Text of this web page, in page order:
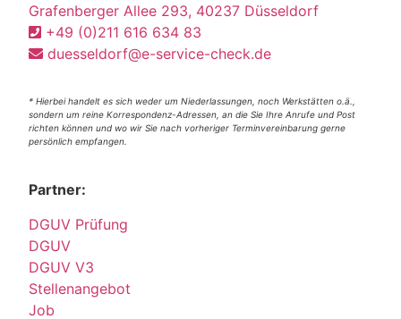
Grafenberger Allee 293, 40237 Düsseldorf
+49 (0)211 616 634 83
duesseldorf@e-service-check.de
* Hierbei handelt es sich weder um Niederlassungen, noch Werkstätten o.ä.,
sondern um reine Korrespondenz-Adressen, an die Sie Ihre Anrufe und Post
richten können und wo wir Sie nach vorheriger Terminvereinbarung gerne
persönlich empfangen.
Partner:
DGUV Prüfung
DGUV
DGUV V3
Stellenangebot
Job